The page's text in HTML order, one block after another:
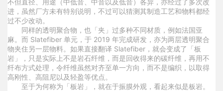
进，虽然厂方未有特别说明，不过可以猜测其制造工艺和物料都经
过不少改动。
同样的透明聚合物，也「夹」过多种不同材质，例如法国亚
麻。而 Slatefiber 单元，于 2019 年完成研发，亦为两层透明聚合
物夹住另一层物料。如果直接翻译 Slatefiber，就会变成了「板
岩」，只是实际上不是岩石纤维，而是回收得来的碳纤维，再用不
纤布方式处理，令纤维虽然对齐至单一方向，而不是编织，以取得
高刚性、高阻尼以及轻盈等优点。
至于为何称为「板岩」，就在于振膜外观，看起来似是板岩。